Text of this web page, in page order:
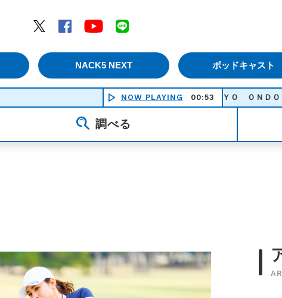
Twitter
Facebook YouTube
NACK5 NEXT ポッドキャスト
NOW PLAYING 00:53
ＵＫＩＹＯ－ＹＯ ＯＮＤＯ - Ｐａｌｅ
調べる